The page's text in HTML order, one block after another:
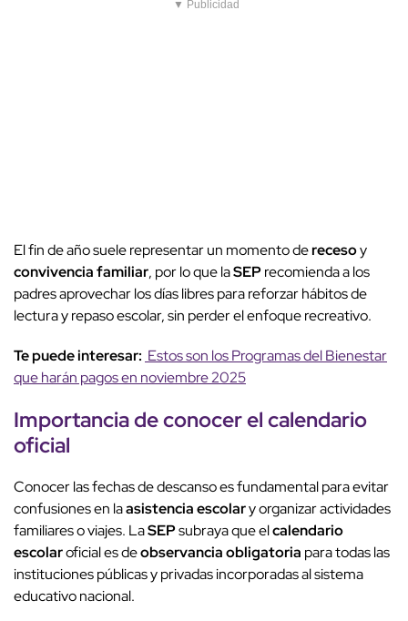
▼ Publicidad
El fin de año suele representar un momento derecesoy
convivencia familiar, por lo que laSEPrecomienda a los
padres aprovechar los días libres para reforzar hábitos de
lectura y repaso escolar, sin perder el enfoque recreativo.
Te puede interesar: Estos son los Programas del Bienestar
que harán pagos en noviembre 2025
Importanciade conocer elcalendario
oficial
Conocer las fechas de descanso es fundamental para evitar
confusiones en laasistencia escolary organizar actividades
familiares o viajes. LaSEPsubraya que elcalendario
escolaroficial es deobservancia obligatoria para todas las
instituciones públicas y privadas incorporadas al sistema
educativo nacional.